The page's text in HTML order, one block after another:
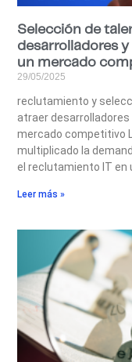
Selección de
desarrolladores
un mercado
29/05/2025
reclutamiento y
atraer
mercado competitivo
multiplicado la
el reclutamiento IT en
Leer más »